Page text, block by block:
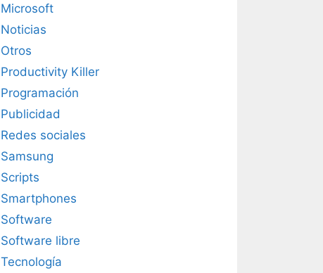
Microsoft
Noticias
Otros
Productivity Killer
Programación
Publicidad
Redes sociales
Samsung
Scripts
Smartphones
Software
Software libre
Tecnología